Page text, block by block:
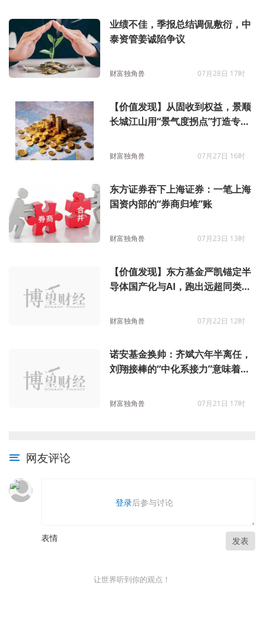
业绩不佳，季报总结调侃敷衍，中
泰资管姜诚陷争议
财富独角兽 07月28日 17时
【价值发现】从固收到权益，景顺
长城江山用“景气度拐点”打造专属
财富独角兽 07月27日 16时
东方证券吞下上海证券：一笔上海
国资内部的“券商归堆”账
财富独角兽 07月23日 13时
【价值发现】东方基金严凯锚定半
导体国产化与AI，跑出远超同类的
财富独角兽 07月22日 12时
诺安基金换帅：齐斌六年半离任，
刘翔接棒的“中化系接力”意味着什
财富独角兽 07月21日 17时
网友评论
登录后参与讨论
表情 发表
让世界听到你的观点！